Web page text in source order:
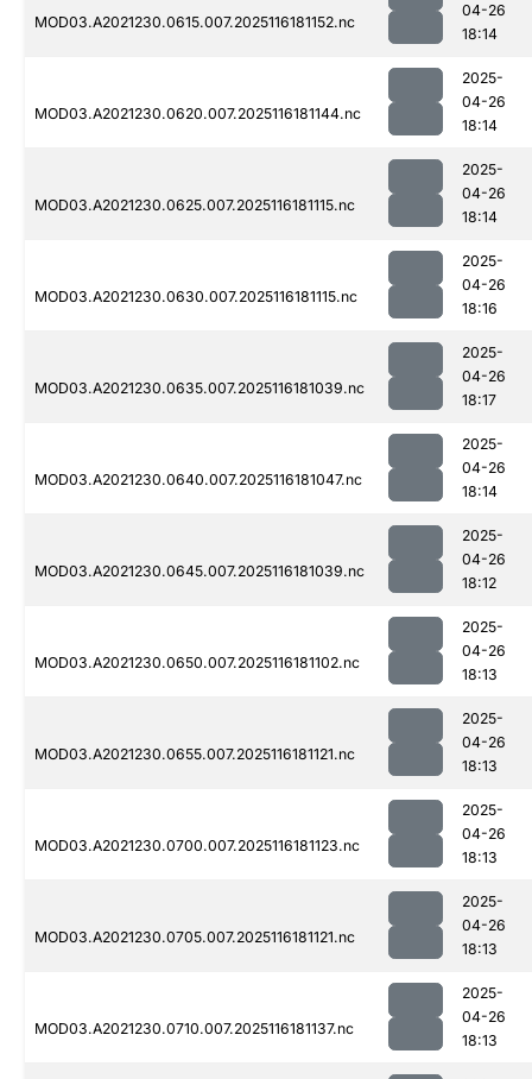
MOD03.A2021230.0615.007.2025116181152.nc
04-26
18:14
MOD03.A2021230.0620.007.2025116181144.nc
2025-
04-26
18:14
MOD03.A2021230.0625.007.2025116181115.nc
2025-
04-26
18:14
MOD03.A2021230.0630.007.2025116181115.nc
2025-
04-26
18:16
MOD03.A2021230.0635.007.2025116181039.nc
2025-
04-26
18:17
MOD03.A2021230.0640.007.2025116181047.nc
2025-
04-26
18:14
MOD03.A2021230.0645.007.2025116181039.nc
2025-
04-26
18:12
MOD03.A2021230.0650.007.2025116181102.nc
2025-
04-26
18:13
MOD03.A2021230.0655.007.2025116181121.nc
2025-
04-26
18:13
MOD03.A2021230.0700.007.2025116181123.nc
2025-
04-26
18:13
MOD03.A2021230.0705.007.2025116181121.nc
2025-
04-26
18:13
MOD03.A2021230.0710.007.2025116181137.nc
2025-
04-26
18:13